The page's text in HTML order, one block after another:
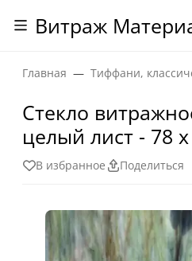
Витраж
Главная Тиффани,
Стекло
целый лист - 78
В избранное Поделиться